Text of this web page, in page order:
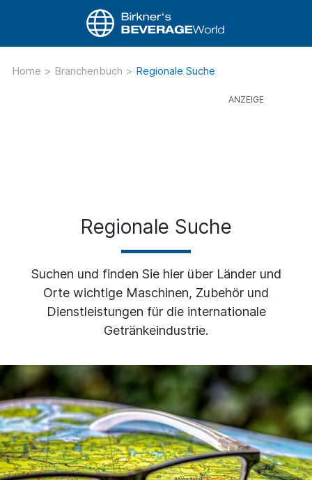
Home > Branchenbuch > Regionale Suche
Regionale Suche
Suchen und finden Sie hier über Länder und
Orte wichtige Maschinen, Zubehör und
Dienstleistungen für die internationale
Getränkeindustrie.